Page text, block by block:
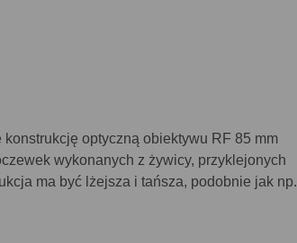
optyczną obiektywu RF 85 mm
wykonanych z żywicy, przyklejonych
ma być lżejsza i tańsza, podobnie jak np.